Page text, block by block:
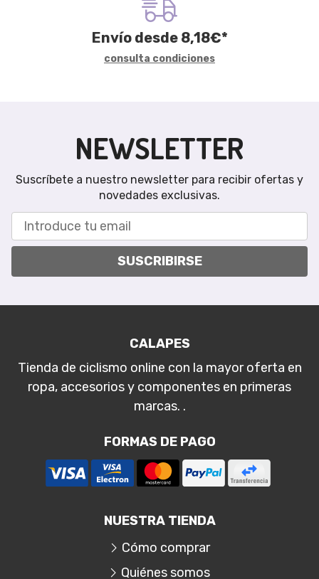
Envío desde 8,18€*
consulta condiciones
NEWSLETTER
Suscríbete a nuestro newsletter para recibir ofertas y
novedades exclusivas.
SUSCRIBIRSE
CALAPES
Tienda de ciclismo online con la mayor oferta en
ropa, accesorios y componentes en primeras
marcas. .
FORMAS DE PAGO
NUESTRA TIENDA
Cómo comprar
Quiénes somos